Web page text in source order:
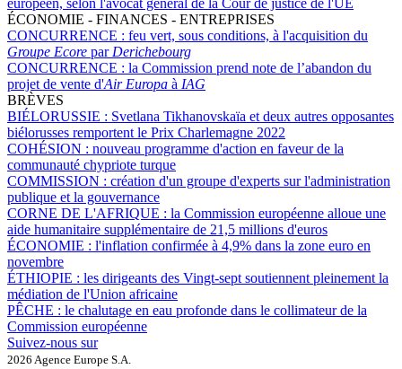
ÉCONOMIE - FINANCES - ENTREPRISES
CONCURRENCE : feu vert, sous conditions, à l'acquisition du
Groupe Ecore par Derichebourg
CONCURRENCE : la Commission prend note de l’abandon du
projet de vente d'Air Europa à IAG
BRÈVES
BIÉLORUSSIE : Svetlana Tikhanovskaïa et deux autres opposantes
biélorusses remportent le Prix Charlemagne 2022
COHÉSION : nouveau programme d'action en faveur de la
communauté chypriote turque
COMMISSION : création d'un groupe d'experts sur l'administration
publique et la gouvernance
CORNE DE L'AFRIQUE : la Commission européenne alloue une
aide humanitaire supplémentaire de 21,5 millions d'euros
ÉCONOMIE : l'inflation confirmée à 4,9% dans la zone euro en
novembre
ÉTHIOPIE : les dirigeants des Vingt-sept soutiennent pleinement la
médiation de l'Union africaine
PÊCHE : le chalutage en eau profonde dans le collimateur de la
Commission européenne
Suivez-nous sur
2026 Agence Europe S.A.